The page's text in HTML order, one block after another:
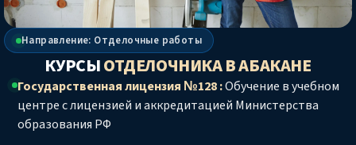
Направление: Отделочные работы
КУРСЫОТДЕЛОЧНИКАВ АБАКАНЕ
Государственная лицензия №128 :Обучение в учебном
центре с лицензией и аккредитацией Министерства
образования РФ